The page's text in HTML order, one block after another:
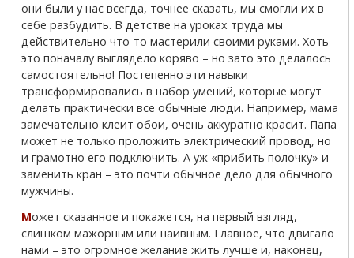
они были у нас всегда, точнее сказать, мы смогли их в
себе разбудить. В детстве на уроках труда мы
действительно что-то мастерили своими руками. Хоть
это поначалу выглядело коряво – но зато это делалось
самостоятельно! Постепенно эти навыки
трансформировались в набор умений, которые могут
делать практически все обычные люди. Например, мама
замечательно клеит обои, очень аккуратно красит. Папа
может не только проложить электрический провод, но
и грамотно его подключить. А уж «прибить полочку» и
заменить кран – это почти обычное дело для обычного
мужчины.
Может сказанное и покажется, на первый взгляд,
слишком мажорным или наивным. Главное, что двигало
нами – это огромное желание жить лучше и, наконец,